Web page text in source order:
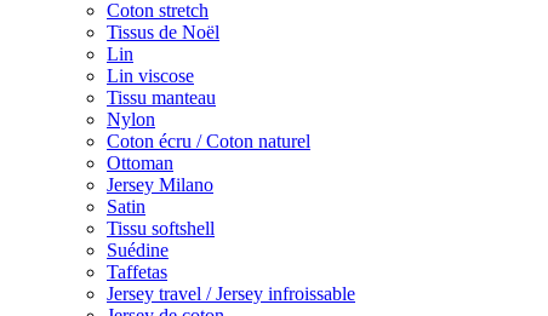
Coton stretch
Tissus de Noël
Lin
Lin viscose
Tissu manteau
Nylon
Coton écru / Coton naturel
Ottoman
Jersey Milano
Satin
Tissu softshell
Suédine
Taffetas
Jersey travel / Jersey infroissable